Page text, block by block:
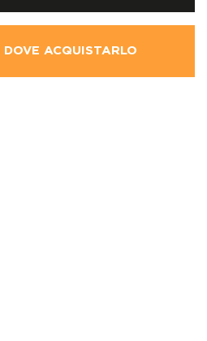
DOVE ACQUISTARLO